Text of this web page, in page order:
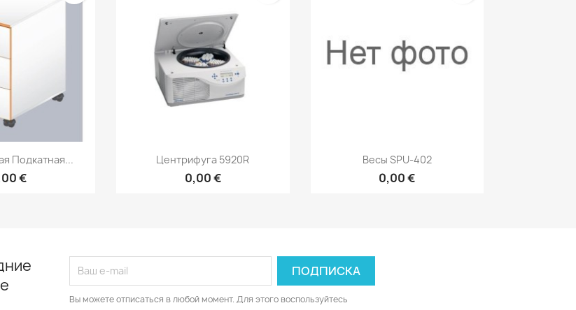
просмотр
Подкатная...
€
 Быстрый просмотр
Центрифуга 5920R
0,00 €
Быстрый просмотр
Весы SPU-402
0,00 €
Вы можете отписаться в любой момент. Для этого воспользуйтесь